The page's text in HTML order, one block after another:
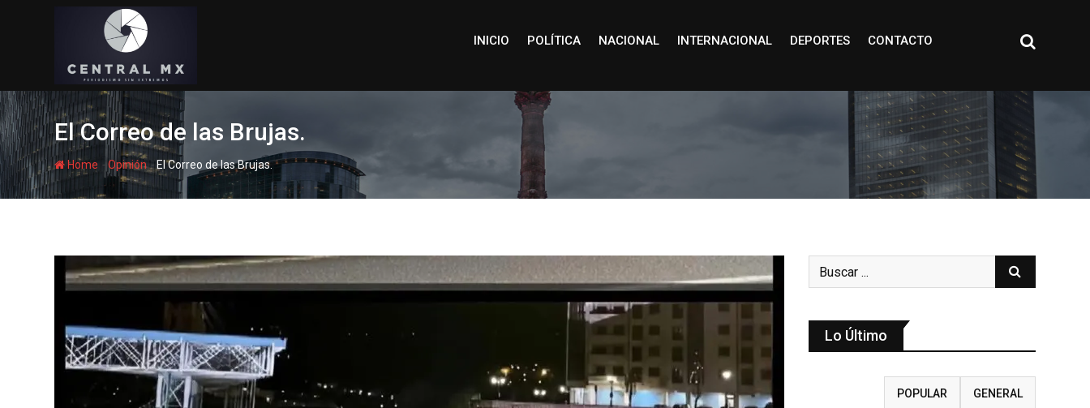
INICIO POLÍTICA NACIONAL INTERNACIONAL DEPORTES CONTACTO
El Correo de las Brujas.
Home -Opinión- El Correo de las Brujas.
Lo Último
POPULAR GENERAL